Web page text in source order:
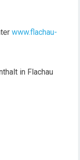
www.flachau-
in Flachau